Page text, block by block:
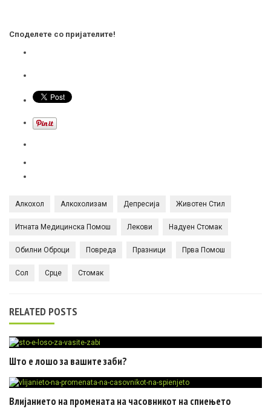
Споделете со пријателите!
Алкохол Алкохолизам Депресија Животен Стил
Итната Медицинска Помош Лекови Надуен Стомак
Обилни Оброци Повреда Празници Прва Помош
Сол Срце Стомак
RELATED POSTS
Што е лошо за вашите заби?
Влијанието на промената на часовникот на спиењето